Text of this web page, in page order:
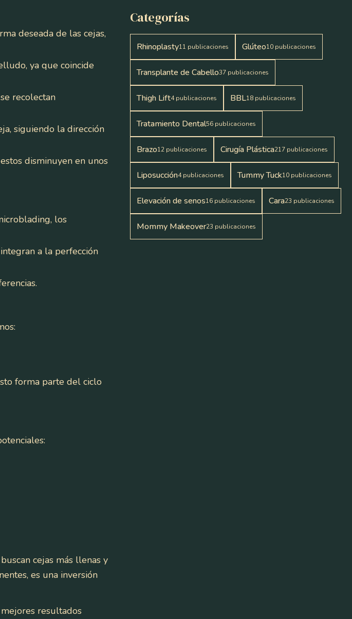
deseada de las cejas,
ya que coincide
recolectan
siguiendo la dirección
disminuyen en unos
los
a la perfección
forma parte del ciclo
cejas más llenas y
es una inversión
resultados
Categorías
Rhinoplasty11 publicaciones Glúteo10 publicaciones
Transplante de Cabello37 publicaciones
Thigh Lift4 publicaciones BBL18 publicaciones
Tratamiento Dental56 publicaciones
Brazo12 publicaciones Cirugía Plástica217 publicaciones
Liposucción4 publicaciones Tummy Tuck10 publicaciones
Elevación de senos16 publicaciones Cara23 publicaciones
Mommy Makeover23 publicaciones